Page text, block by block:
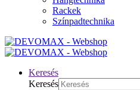
Rackek
Színpadtechnika
Keresés
Keresés